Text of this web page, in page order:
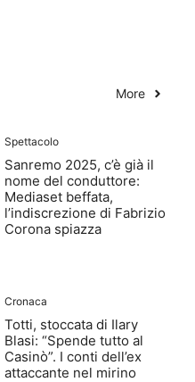
More
Spettacolo
Sanremo 2025, c’è già il
nome del conduttore:
Mediaset beffata,
l’indiscrezione di Fabrizio
Corona spiazza
Cronaca
Totti, stoccata di Ilary
Blasi: “Spende tutto al
Casinò”. I conti dell’ex
attaccante nel mirino